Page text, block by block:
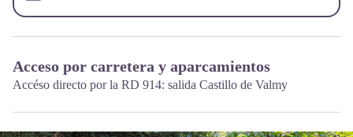
Acceso por carretera y aparcamientos
Accéso directo por la RD 914: salida Castillo de Valmy